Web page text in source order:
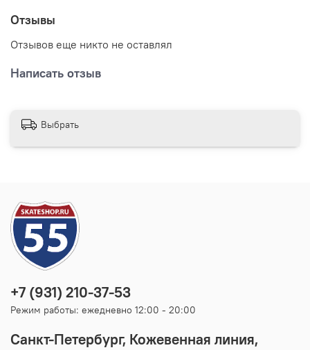
Отзывы
Отзывов еще никто не оставлял
Написать отзыв
Выбрать
+7 (931) 210-37-53
Режим работы: ежедневно 12:00 - 20:00
Санкт-Петербург, Кожевенная линия,